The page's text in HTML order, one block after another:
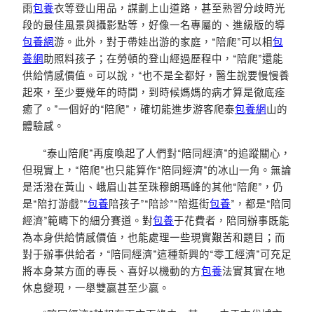
雨包養衣等登山用品，謀劃上山道路，甚至熟習分歧時光
段的最佳風景與攝影點等，好像一名專屬的、進級版的導
包養網游。此外，對于帶娃出游的家庭，“陪爬”可以相包
養網助照料孩子；在勞頓的登山經過歷程中，“陪爬”還能
供給情感價值。可以說，“也不是全都好，醫生說要慢慢養
起來，至少要幾年的時間，到時候媽媽的病才算是徹底痊
癒了。”一個好的“陪爬”，確切能進步游客爬泰包養網山的
體驗感。
“泰山陪爬”再度喚起了人們對“陪同經濟”的追蹤關心，
但現實上，“陪爬”也只能算作“陪同經濟”的冰山一角。無論
是活潑在黃山、峨眉山甚至珠穆朗瑪峰的其他“陪爬”，仍
是“陪打游戲”“包養陪孩子”“陪診”“陪逛街包養”，都是“陪同
經濟”範疇下的細分賽道。對包養于花費者，陪同辦事既能
為本身供給情感價值，也能處理一些現實艱苦和題目；而
對于辦事供給者，“陪同經濟”這種新興的“零工經濟”可充足
將本身某方面的專長、喜好以機動的方包養法實其實在地
休息變現，一舉雙贏甚至少贏。